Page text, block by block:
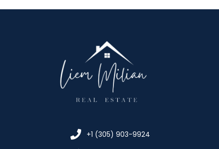
+1 (305) 903-9924